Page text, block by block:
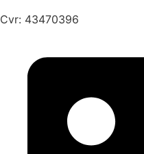
Cvr: 43470396